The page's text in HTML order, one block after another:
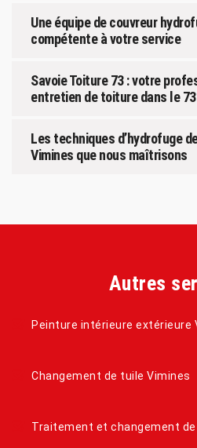
Une équipe de couvreur
compétente à votre service
Savoie Toiture 73 : votre
entretien de toiture dans le
Les techniques d’hydrofuge
Vimines que nous maîtrisons
Autres
Peinture intérieure extérieure
Changement de tuile Vimines
Traitement et changement